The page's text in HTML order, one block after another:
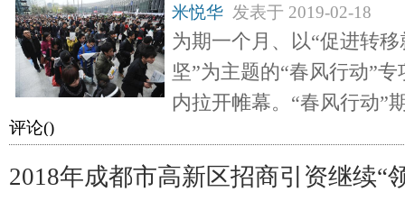
米悦华 发表于 2019-02-18
为期一个月、以“促进转
坚”为主题的“春风行动”
内拉开帷幕。“春风行动”
评论()
2018年成都市高新区招商引资继续“